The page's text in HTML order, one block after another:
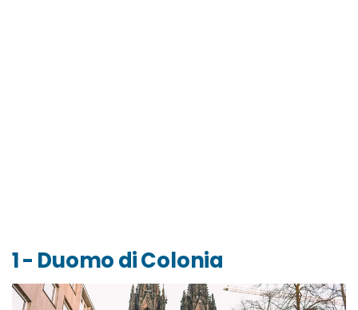
1 - Duomo di Colonia